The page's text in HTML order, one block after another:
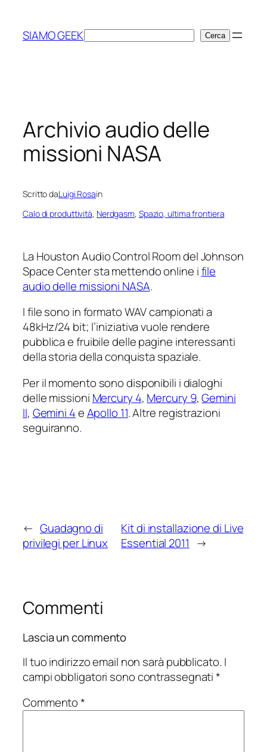
contenuto
SIAMO GEEKCerca Cerca
Archivio audio delle
missioni NASA
Scritto daLuigi Rosain
Calo di produttività, Nerdgasm, Spazio, ultima frontiera
La Houston Audio Control Room del Johnson
Space Center sta mettendo online ifile
audio delle missioni NASA.
I file sono in formato WAV campionati a
48kHz/24 bit; l’iniziativa vuole rendere
pubblica e fruibile delle pagine interessanti
della storia della conquista spaziale.
Per il momento sono disponibili i dialoghi
delle missioni Mercury 4, Mercury 9,Gemini
II, Gemini 4eApollo 11. Altre registrazioni
seguiranno.
← Guadagno di
privilegi per Linux
Kit di installazione di Live
Essential 2011 →
Commenti
Lascia un commento
Il tuo indirizzo email non sarà pubblicato. I
campi obbligatori sono contrassegnati*
Commento*